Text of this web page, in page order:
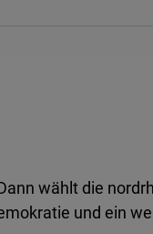
wählt die
und ein